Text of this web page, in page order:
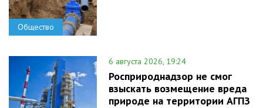
Общество
6 августа 2026, 19:24
Росприроднадзор не смог
взыскать возмещение вреда
природе на территории АГПЗ